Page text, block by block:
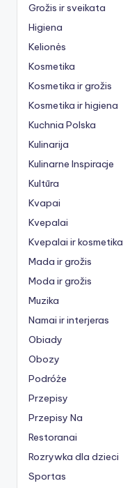
Grožis ir sveikata
Higiena
Kelionės
Kosmetika
Kosmetika ir grožis
Kosmetika ir higiena
Kuchnia Polska
Kulinarija
Kulinarne Inspiracje
Kultūra
Kvapai
Kvepalai
Kvepalai ir kosmetika
Mada ir grožis
Moda ir grožis
Muzika
Namai ir interjeras
Obiady
Obozy
Podróże
Przepisy
Przepisy Na
Restoranai
Rozrywka dla dzieci
Sportas